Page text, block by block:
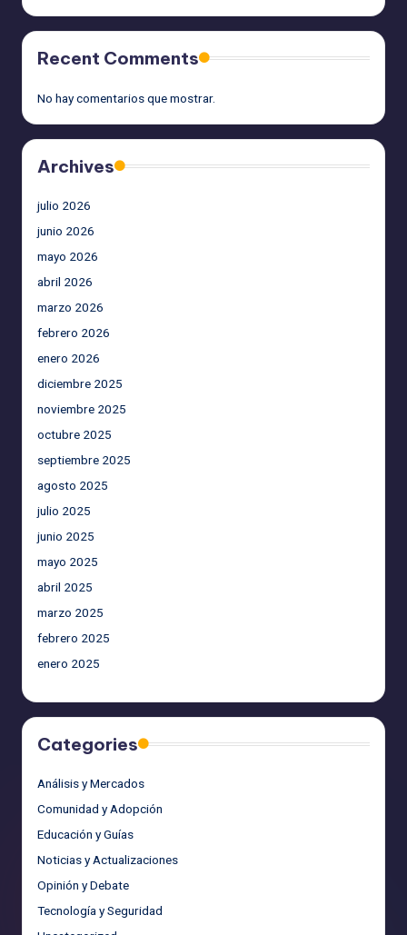
Recent Comments
No hay comentarios que mostrar.
Archives
julio 2026
junio 2026
mayo 2026
abril 2026
marzo 2026
febrero 2026
enero 2026
diciembre 2025
noviembre 2025
octubre 2025
septiembre 2025
agosto 2025
julio 2025
junio 2025
mayo 2025
abril 2025
marzo 2025
febrero 2025
enero 2025
Categories
Análisis y Mercados
Comunidad y Adopción
Educación y Guías
Noticias y Actualizaciones
Opinión y Debate
Tecnología y Seguridad